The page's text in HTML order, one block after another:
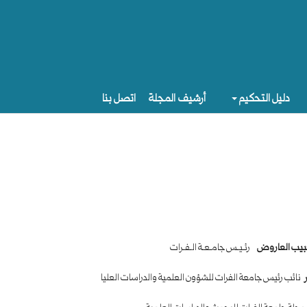
دليل التحكيم أرشيف المجلة اتصل بنا
العاروض رئـيـس جامـعـة الـفـرات
نائب رئيس جامعة الفرات للشؤون العلمية والدراسات العليا